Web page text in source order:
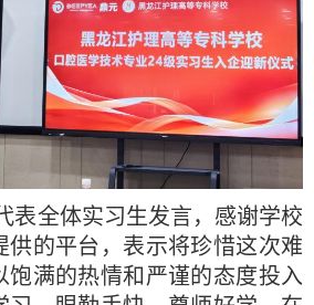
表全体实习生发言，感谢学校
供的平台，表示将珍惜这次难
饱满的热情和严谨的态度投入